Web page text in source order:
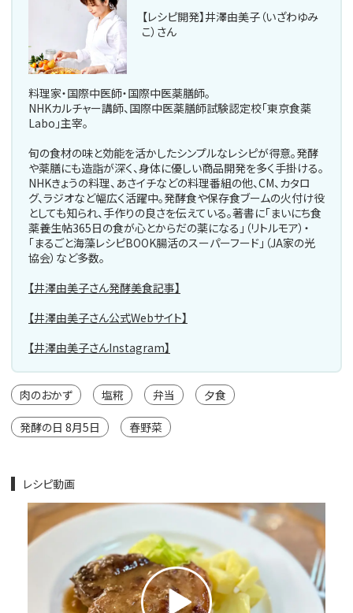
【レシピ開発】井澤由美子（いざわゆみ
こ）さん
料理家・国際中医師・国際中医薬膳師。
NHKカルチャー講師、国際中医薬膳師試験認定校「東京食薬
Labo」主宰。
旬の食材の味と効能を活かしたシンプルなレシピが得意。発酵
や薬膳にも造詣が深く、身体に優しい商品開発を多く手掛ける。
NHKきょうの料理、あさイチなどの料理番組の他、CM、カタロ
グ、ラジオなど幅広く活躍中。発酵食や保存食ブームの火付け役
としても知られ、手作りの良さを伝えている。著書に「まいにち食
薬養生帖365日の食が心とからだの薬になる」（リトルモア）・
「まるごと海藻レシピBOOK腸活のスーパーフード」（JA家の光
協会）など多数。
【井澤由美子さん発酵美食記事】
【井澤由美子さん公式Webサイト】
【井澤由美子さんInstagram】
肉のおかず 塩糀 弁当 夕食
発酵の日 8月5日 春野菜
レシピ動画